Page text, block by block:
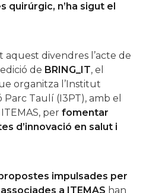
quirúrgic, n’ha sigut el
de BRING_IT, el
organitza l’Institut
Parc Taulí (I3PT), amb el
per fomentar
d’innovació en salut i
impulsades per
a ITEMAS han